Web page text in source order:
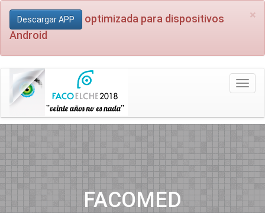
×
Descargar APP
optimizada para dispositivos
Android
FACOMED